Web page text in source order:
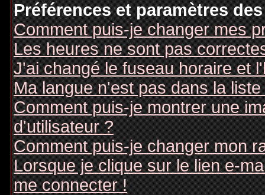
Préférences et paramètres
Comment puis-je changer mes
Les heures ne sont pas
J'ai changé le fuseau horaire et
Ma langue n'est pas dans la liste
Comment puis-je montrer une
d'utilisateur ?
Comment puis-je changer mon
Lorsque je clique sur le lien e-
me connecter !